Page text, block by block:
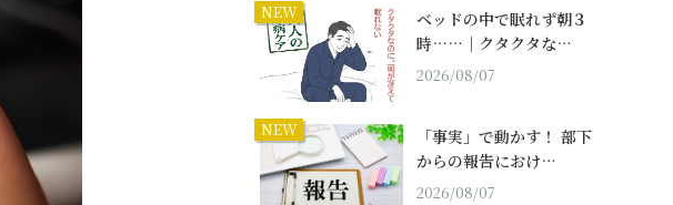
NEW
ベッドの中で眠れず朝３
時……｜クタクタな…
2026/08/07
NEW
「事実」で動かす！ 部下
からの報告におけ…
2026/08/07